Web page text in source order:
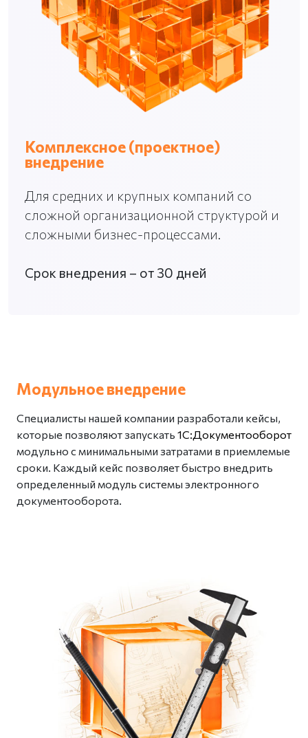
Комплексное (проектное)
внедрение
Для средних и крупных компаний со
сложной организационной структурой и
сложными бизнес-процессами.
Срок внедрения – от 30 дней
Модульное внедрение
Специалисты нашей компании разработали кейсы,
которые позволяют запускать 1С:Документооборот
модульно с минимальными затратами в приемлемые
сроки. Каждый кейс позволяет быстро внедрить
определенный модуль системы электронного
документооборота.